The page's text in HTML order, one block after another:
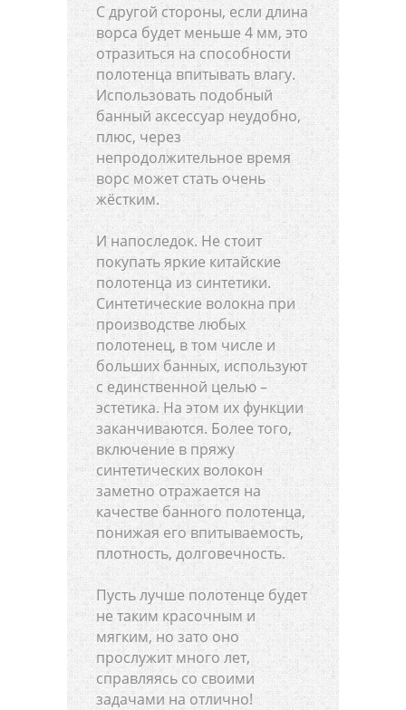
С другой стороны, если длина
ворса будет меньше 4 мм, это
отразиться на способности
полотенца впитывать влагу.
Использовать подобный
банный аксессуар неудобно,
плюс, через
непродолжительное время
ворс может стать очень
жёстким.
И напоследок. Не стоит
покупать яркие китайские
полотенца из синтетики.
Синтетические волокна при
производстве любых
полотенец, в том числе и
больших банных, используют
с единственной целью –
эстетика. На этом их функции
заканчиваются. Более того,
включение в пряжу
синтетических волокон
заметно отражается на
качестве банного полотенца,
понижая его впитываемость,
плотность, долговечность.
Пусть лучше полотенце будет
не таким красочным и
мягким, но зато оно
прослужит много лет,
справляясь со своими
задачами на отлично!